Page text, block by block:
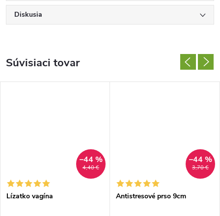
Diskusia
Súvisiaci tovar
4,40 €
–44 %
Lízatko vagína
3,70 €
–44 %
Antistresové prso 9cm